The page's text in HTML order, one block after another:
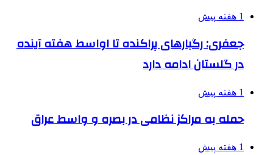
1 هفته پیش
جعفری: رگبارهای پراکنده تا اواسط هفته آینده
در گلستان ادامه دارد
1 هفته پیش
حمله به مراکز نظامی در بصره و واسط عراق
1 هفته پیش